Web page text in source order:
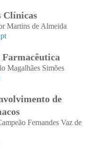
Clínicas
Martins de Almeida
Magalhães Simões
de
Fernandes Vaz de